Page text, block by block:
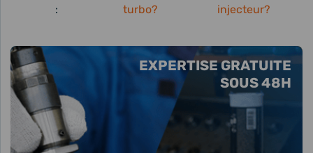
EXPERTISE GRATUITE
SOUS 48H
:
turbo?
injecteur?